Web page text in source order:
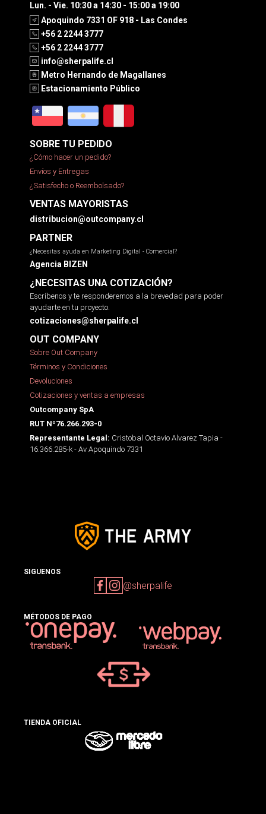
Lun. - Vie. 10:30 a 14:30 - 15:00 a 19:00
Apoquindo 7331 OF 918 - Las Condes
+56 2 2244 3777
+56 2 2244 3777
info@sherpalife.cl
Metro Hernando de Magallanes
Estacionamiento Público
SOBRE TU PEDIDO
¿Cómo hacer un pedido?
Envíos y Entregas
¿Satisfecho o Reembolsado?
VENTAS MAYORISTAS
distribucion@outcompany.cl
PARTNER
¿Necesitas ayuda en Marketing Digital - Comercial?
Agencia BIZEN
¿NECESITAS UNA COTIZACIÓN?
Escríbenos y te responderemos a la brevedad para poder
ayudarte en tu proyecto.
cotizaciones@sherpalife.cl
OUT COMPANY
Sobre Out Company
Términos y Condiciones
Devoluciones
Cotizaciones y ventas a empresas
Outcompany SpA
RUT Nº76.266.293-0
Representante Legal: Cristobal Octavio Alvarez Tapia -
16.366.285-k - Av Apoquindo 7331
SIGUENOS
@sherpalife
MÉTODOS DE PAGO
TIENDA OFICIAL